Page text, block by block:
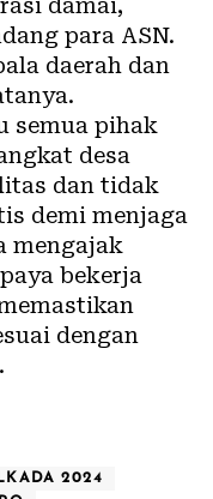
damai,
para ASN.
daerah dan
semua pihak
desa
dan tidak
demi menjaga
mengajak
bekerja
dengan
2024